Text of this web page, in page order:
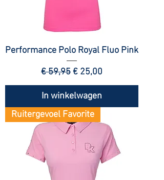
Performance Polo Royal Fluo Pink
Normale prijs
€ 59,95Verkoopprijs
€ 25,00
In winkelwagen
Ruitergevoel Favorite